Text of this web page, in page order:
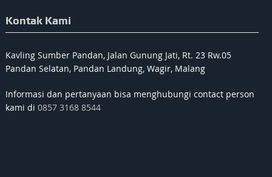
Kontak Kami
Kavling Sumber Pandan, Jalan Gunung Jati, Rt. 23 Rw.05
Pandan Selatan, Pandan Landung, Wagir, Malang
Informasi dan pertanyaan bisa menghubungi contact person
kami di 0857 3168 8544